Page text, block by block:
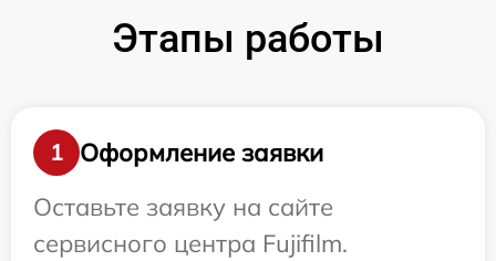
Этапы работы
1
Оформление заявки
Оставьте заявку на сайте
сервисного центра Fujifilm.